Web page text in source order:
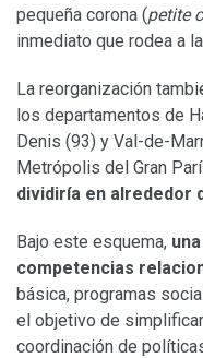
pequeña corona (petite
inmediato que rodea a
La reorganización
los departamentos de
Denis (93) y Val-de-
Metrópolis del Gran
dividiría en alrededor
Bajo este esquema,
competencias
básica, programas
el objetivo de
coordinación de